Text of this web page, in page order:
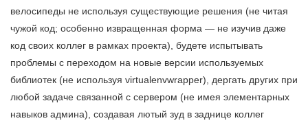
велосипеды не используя существующие решения (не читая
чужой код; особенно извращенная форма — не изучив даже
код своих коллег в рамках проекта), будете испытывать
проблемы с переходом на новые версии используемых
библиотек (не используя virtualenvwrapper), дергать других при
любой задаче связанной с сервером (не имея элементарных
навыков админа), создавая лютый зуд в заднице коллег